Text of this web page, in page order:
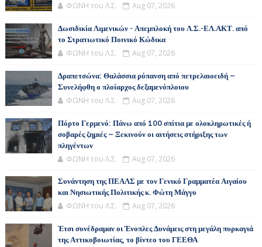
ΦΩΝΗ του Λ.Σ. Aug 07, 2026
Δωσιδικία Λιμενικών - Απεμπλοκή του Λ.Σ.-ΕΛ.ΑΚΤ. από
το Στρατιωτικό Ποινικό Κώδικα
ΦΩΝΗ του Λ.Σ. Aug 07, 2026
Δραπετσώνα: Θαλάσσια ρύπανση από πετρελαιοειδή –
Συνελήφθη ο πλοίαρχος δεξαμενόπλοιου
ΦΩΝΗ του Λ.Σ. Aug 07, 2026
Πόρτο Γερμενό: Πάνω από 100 σπίτια με ολοκληρωτικές ή
σοβαρές ζημιές – Ξεκινούν οι αιτήσεις στήριξης των
πληγέντων
ΦΩΝΗ του Λ.Σ. Aug 07, 2026
Συνάντηση της ΠΕΑΛΣ με τον Γενικό Γραμματέα Αιγαίου
και Νησιωτικής Πολιτικής κ. Φώτη Μάγγο
ΦΩΝΗ του Λ.Σ. Aug 07, 2026
Έτσι συνέδραμαν οι Ένοπλες Δυνάμεις στη μεγάλη πυρκαγιά
της Αττικοβοιωτίας, το βίντεο του ΓΕΕΘΑ